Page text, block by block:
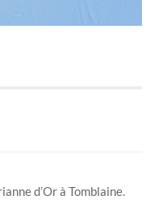
d’Or à Tomblaine.